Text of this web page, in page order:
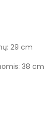
29 cm
38 cm